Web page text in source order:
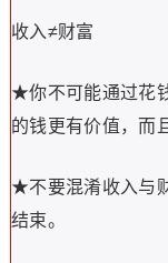
收入≠财富
★你不可能通过花
的钱更有价值，而
★不要混淆收入与
结束。